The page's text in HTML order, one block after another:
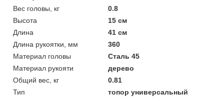
Вес головы, кг
0.8
Высота
15 см
Длина
41 см
Длина рукоятки, мм
360
Материал головы
Сталь 45
Материал рукояти
дерево
Общий вес, кг
0.81
Тип
топор универсальный